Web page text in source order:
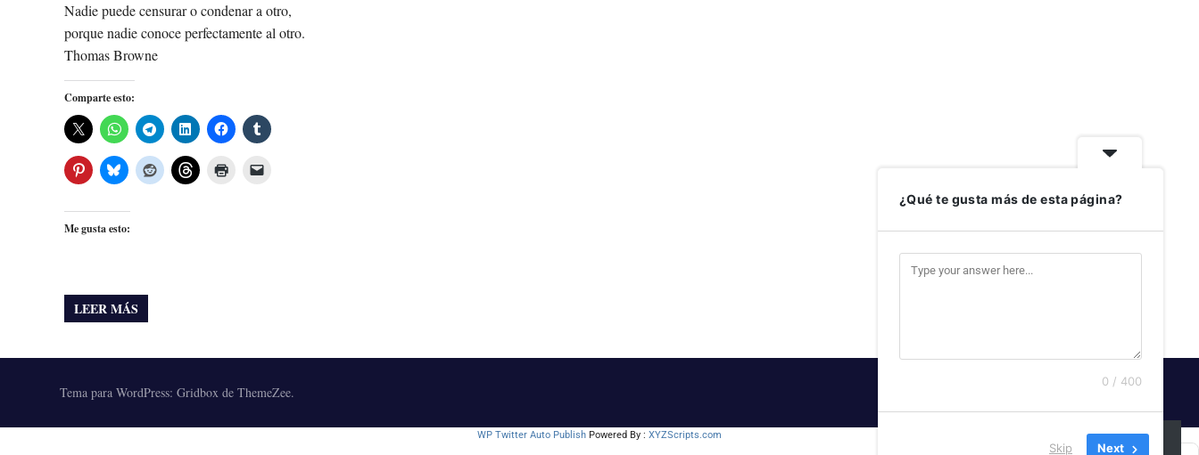
Nadie puede censurar o condenar a otro,
porque nadie conoce perfectamente al otro.
Thomas Browne
Comparte esto:
Me gusta esto:
LEER MÁS
Tema para WordPress: Gridbox de ThemeZee.
WP Twitter Auto Publish Powered By : XYZScripts.com SUSCRIBIRSE
¿Qué te gusta más de esta página?
0 / 400
Skip Next